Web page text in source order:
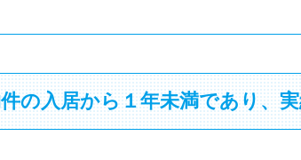
入居から１年未満であり、